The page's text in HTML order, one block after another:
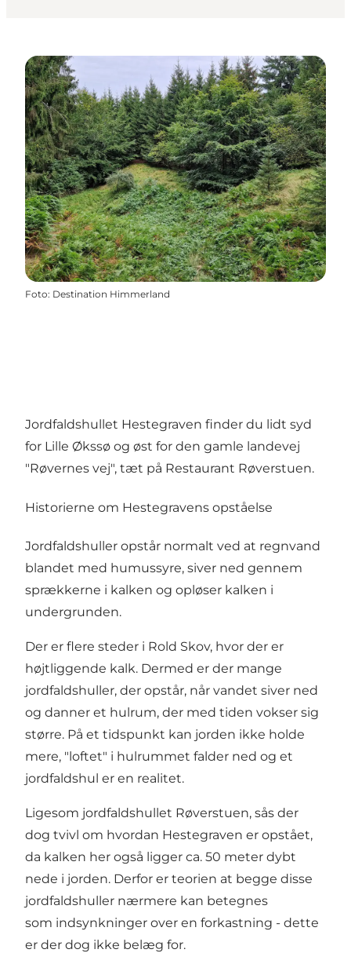
Foto: Destination Himmerland
Jordfaldshullet Hestegraven finder du lidt syd
for Lille Økssø og øst for den gamle landevej
"Røvernes vej", tæt på Restaurant Røverstuen.
Historierne om Hestegravens opståelse
Jordfaldshuller opstår normalt ved at regnvand
blandet med humussyre, siver ned gennem
sprækkerne i kalken og opløser kalken i
undergrunden.
Der er flere steder i Rold Skov, hvor der er
højtliggende kalk. Dermed er der mange
jordfaldshuller, der opstår, når vandet siver ned
og danner et hulrum, der med tiden vokser sig
større. På et tidspunkt kan jorden ikke holde
mere, "loftet" i hulrummet falder ned og et
jordfaldshul er en realitet.
Ligesom jordfaldshullet Røverstuen, sås der
dog tvivl om hvordan Hestegraven er opstået,
da kalken her også ligger ca. 50 meter dybt
nede i jorden. Derfor er teorien at begge disse
jordfaldshuller nærmere kan betegnes
som indsynkninger over en forkastning - dette
er der dog ikke belæg for.